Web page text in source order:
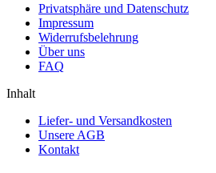
Privatsphäre und Datenschutz
Impressum
Widerrufsbelehrung
Über uns
FAQ
Inhalt
Liefer- und Versandkosten
Unsere AGB
Kontakt